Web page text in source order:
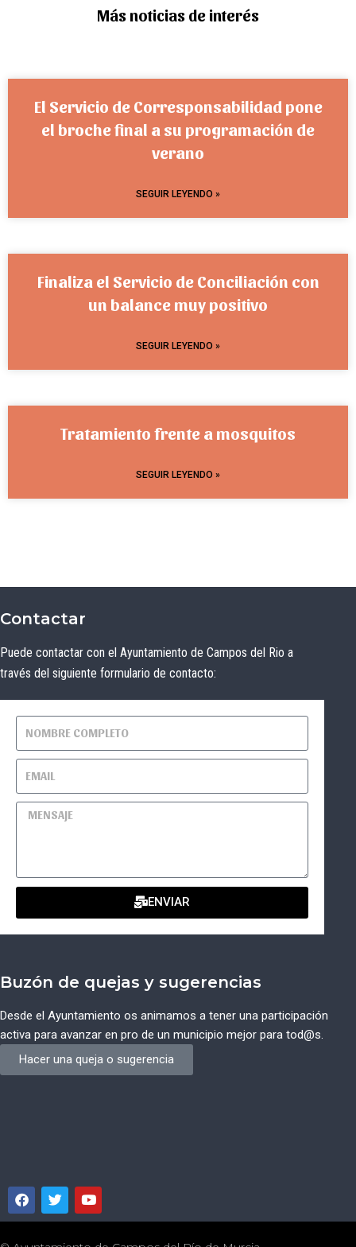
Más noticias de interés
El Servicio de Corresponsabilidad pone
el broche final a su programación de
verano
SEGUIR LEYENDO »
Finaliza el Servicio de Conciliación con
un balance muy positivo
SEGUIR LEYENDO »
Tratamiento frente a mosquitos
SEGUIR LEYENDO »
Contactar
Puede contactar con el Ayuntamiento de Campos del Rio a
través del siguiente formulario de contacto:
ENVIAR
Buzón de quejas y sugerencias
Desde el Ayuntamiento os animamos a tener una participación
activa para avanzar en pro de un municipio mejor para tod@s.
Hacer una queja o sugerencia